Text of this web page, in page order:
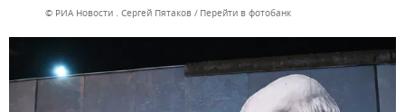
© РИА Новости . Сергей Пятаков Перейти в фотобанк